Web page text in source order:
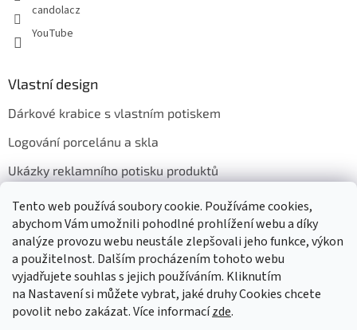
Tento web používá soubory cookie. Používáme cookies,
abychom Vám umožnili pohodlné prohlížení webu a díky
analýze provozu webu neustále zlepšovali jeho funkce, výkon
a použitelnost. Dalším procházením tohoto webu
vyjadřujete souhlas s jejich používáním. Kliknutím
na Nastavení si můžete vybrat, jaké druhy Cookies chcete
povolit nebo zakázat. Více informacízde.
candolacz
YouTube
Vlastní design
Dárkové krabice s vlastním potiskem
Logování porcelánu a skla
Ukázky reklamního potisku produktů
Přijímáme online platby